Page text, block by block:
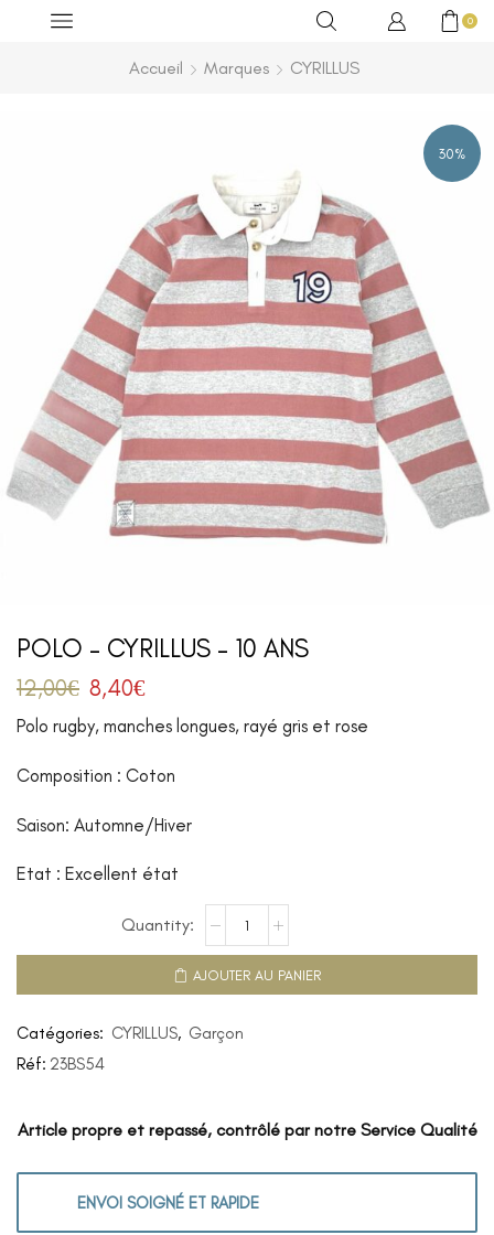
0
Accueil Marques CYRILLUS
30%
POLO – CYRILLUS – 10 ANS
12,00€ 8,40€
Polo rugby, manches longues, rayé gris et rose
Composition : Coton
Saison: Automne/Hiver
Etat : Excellent état
AJOUTER AU PANIER
Catégories: CYRILLUS, Garçon
Réf: 23BS54
Article propre et repassé, contrôlé par notre Service Qualité
ENVOI SOIGNÉ ET RAPIDE